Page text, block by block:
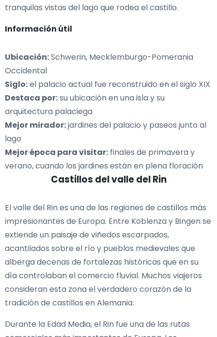
tranquilas vistas del lago que rodea el castillo.
Información útil
Ubicación:Schwerin, Mecklemburgo-Pomerania
Occidental
Siglo:el palacio actual fue reconstruido en el siglo XIX
Destaca por:su ubicación en una isla y su
arquitectura palaciega
Mejor mirador:jardines del palacio y paseos junto al
lago
Mejor época para visitar: finales de primavera y
verano, cuando los jardines están en plena floración
Castillos del valle del Rin
El valle del Rin es una de las regiones de castillos más
impresionantes de Europa. Entre Koblenza y Bingen se
extiende un paisaje de viñedos escarpados,
acantilados sobre el río y pueblos medievales que
alberga decenas de fortalezas históricas que en su
día controlaban el comercio fluvial. Muchos viajeros
consideran esta zona el verdadero corazón de la
tradición de castillos en Alemania.
Durante la Edad Media, el Rin fue una de las rutas